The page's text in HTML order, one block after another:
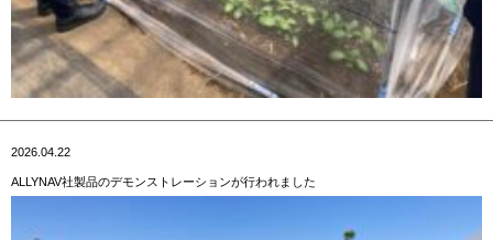
2026.04.22
ALLYNAV社製品のデモンストレーションが行われました